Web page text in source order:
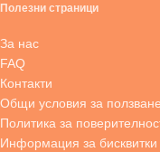
Полезни страници
За нас
FAQ
Контакти
Общи условия за ползване
Политика за
Информация за бисквитки